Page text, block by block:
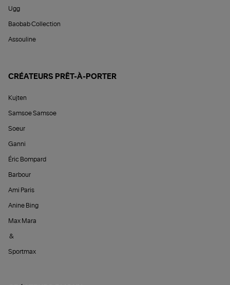
Ugg
Baobab Collection
Assouline
CRÉATEURS PRÊT-À-PORTER
Kujten
Samsoe Samsoe
Soeur
Ganni
Éric Bompard
Barbour
Ami Paris
Anine Bing
Max Mara
&
Sportmax